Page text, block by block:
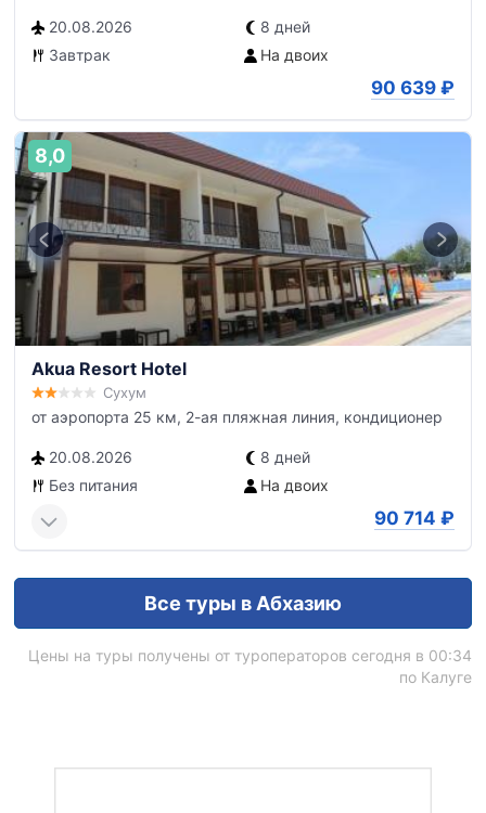
20.08.2026
8 дней
Завтрак
На двоих
90 639 ₽
8,0
Akua Resort Hotel
Сухум
от аэропорта 25 км, 2-ая пляжная линия, кондиционер
20.08.2026
8 дней
Без питания
На двоих
90 714 ₽
Все туры в Абхазию
Цены на туры получены от туроператоров сегодня в 00:34
по Калуге